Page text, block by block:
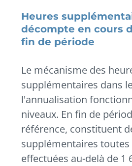
Heures
décompte en cours
fin de période
Le mécanisme des
supplémentaires dans
l'annualisation
niveaux. En fin de
référence, constituent
supplémentaires toutes
effectuées au-delà de 1